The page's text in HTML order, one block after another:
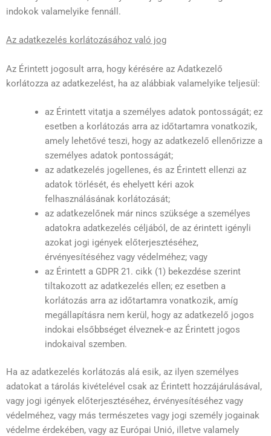
indokok valamelyike fennáll.
Az adatkezelés korlátozásához való jog
Az Érintett jogosult arra, hogy kérésére az Adatkezelő
korlátozza az adatkezelést, ha az alábbiak valamelyike teljesül:
az Érintett vitatja a személyes adatok pontosságát; ez
esetben a korlátozás arra az időtartamra vonatkozik,
amely lehetővé teszi, hogy az adatkezelő ellenőrizze a
személyes adatok pontosságát;
az adatkezelés jogellenes, és az Érintett ellenzi az
adatok törlését, és ehelyett kéri azok
felhasználásának korlátozását;
az adatkezelőnek már nincs szüksége a személyes
adatokra adatkezelés céljából, de az érintett igényli
azokat jogi igények előterjesztéséhez,
érvényesítéséhez vagy védelméhez; vagy
az Érintett a GDPR 21. cikk (1) bekezdése szerint
tiltakozott az adatkezelés ellen; ez esetben a
korlátozás arra az időtartamra vonatkozik, amíg
megállapításra nem kerül, hogy az adatkezelő jogos
indokai elsőbbséget élveznek-e az Érintett jogos
indokaival szemben.
Ha az adatkezelés korlátozás alá esik, az ilyen személyes
adatokat a tárolás kivételével csak az Érintett hozzájárulásával,
vagy jogi igények előterjesztéséhez, érvényesítéséhez vagy
védelméhez, vagy más természetes vagy jogi személy jogainak
védelme érdekében, vagy az Európai Unió, illetve valamely